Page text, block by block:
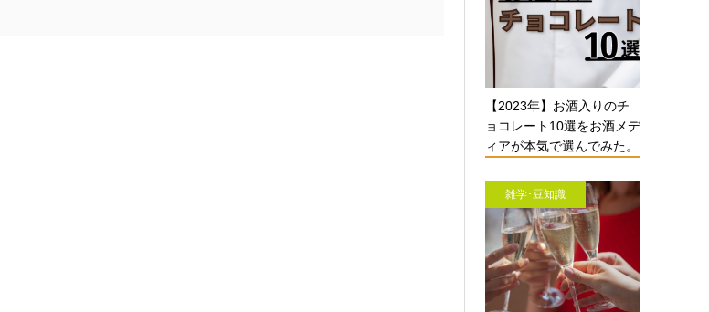
【2023年】お酒入りのチ
ョコレート10選をお酒メデ
ィアが本気で選んでみた。
雑学･豆知識